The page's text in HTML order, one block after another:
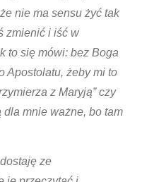
nie ma sensu żyć tak
zmienić i iść w
to się mówi: bez Boga
Apostolatu, żeby mi to
z Maryją” czy
dla mnie ważne, bo tam
ze